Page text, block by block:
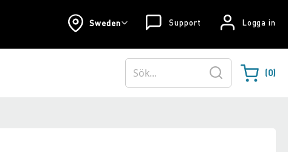
Logga in
Support
Sweden
Varukorgen
0
Sök